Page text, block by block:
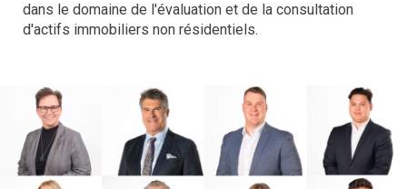
dans le domaine de l'évaluation et de la consultation
d'actifs immobiliers non résidentiels.